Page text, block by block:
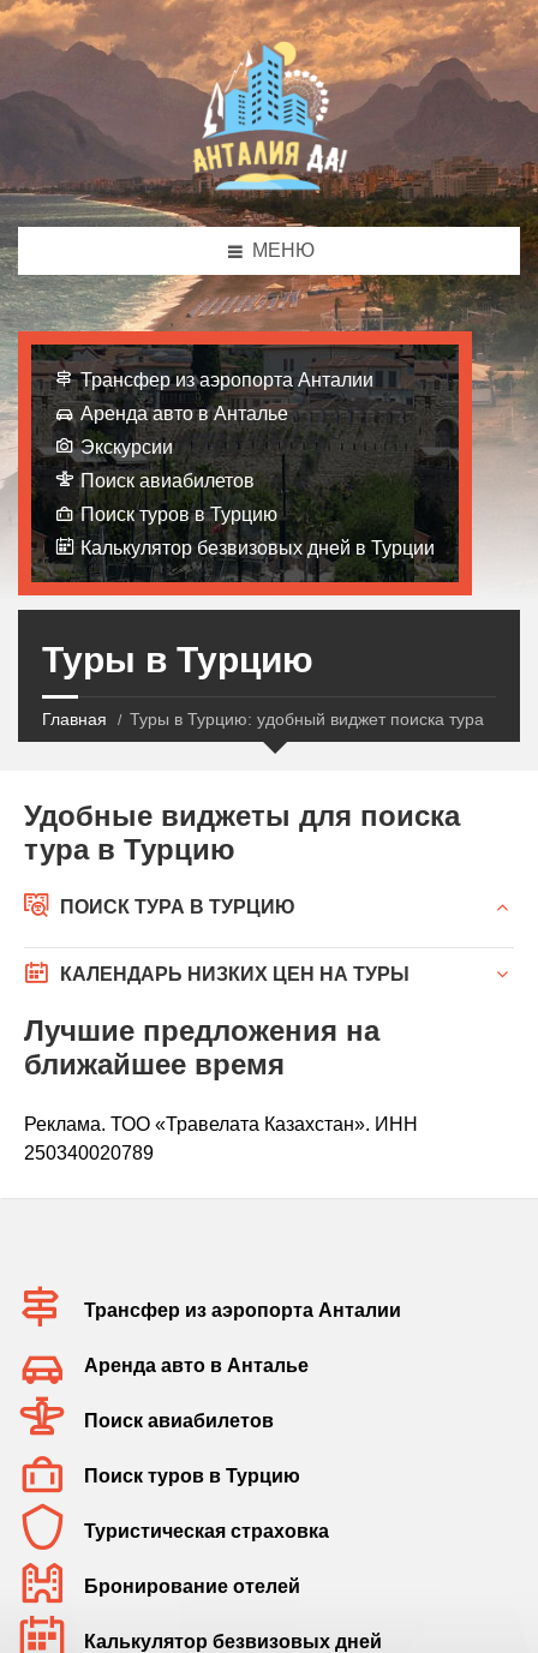
МЕНЮ
Трансфер из аэропорта Анталии
Аренда авто в Анталье
Экскурсии
Поиск авиабилетов
Поиск туров в Турцию
Калькулятор безвизовых дней в Турции
Туры в Турцию
Главная Туры в Турцию: удобный виджет поиска тура
Удобные виджеты для поиска
тура в Турцию
ПОИСК ТУРА В ТУРЦИЮ
КАЛЕНДАРЬ НИЗКИХ ЦЕН НА ТУРЫ
Лучшие предложения на
ближайшее время
Реклама. ТОО «Травелата Казахстан». ИНН
250340020789
Трансфер из аэропорта Анталии
Аренда авто в Анталье
Поиск авиабилетов
Поиск туров в Турцию
Туристическая страховка
Бронирование отелей
Калькулятор безвизовых дней